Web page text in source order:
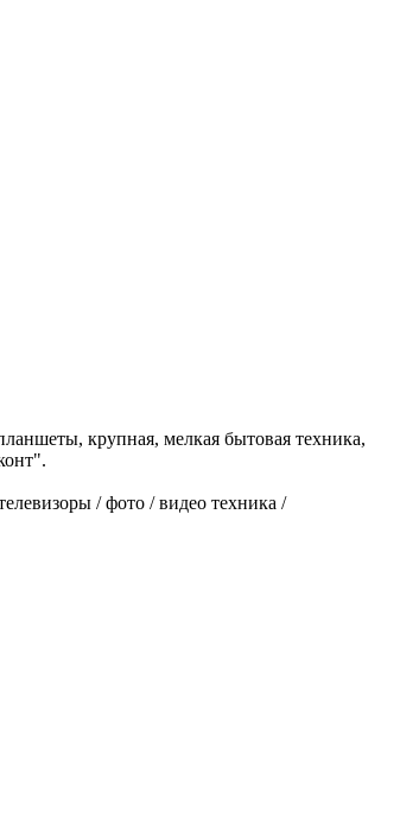
крупная, мелкая бытовая техника,
/ фото / видео техника /